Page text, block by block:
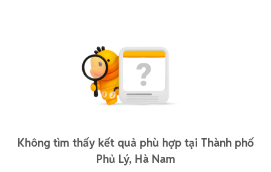
Không tìm thấy kết quả phù hợp tại Thành phố
Phủ Lý, Hà Nam